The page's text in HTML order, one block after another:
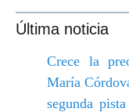
Última noticia
Crece la
María
segunda